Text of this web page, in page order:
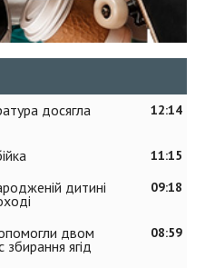
12:14
досягла
11:15
09:18
дитині
08:59
двом
збирання ягід